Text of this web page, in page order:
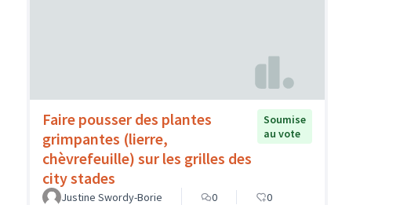
Faire pousser des plantes
grimpantes (lierre,
chèvrefeuille) sur les grilles des
city stades
Soumise
au vote
Justine Swordy-Borie 0 0